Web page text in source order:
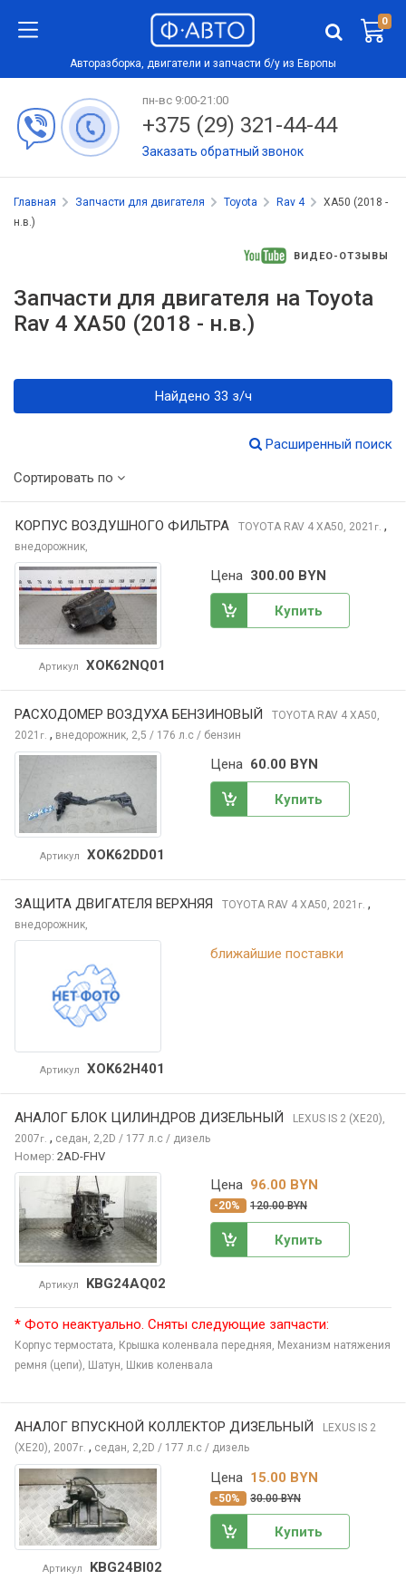
0
Авторазборка, двигатели и запчасти б/у из Европы
пн-вс 9:00-21:00
+375 (29) 321-44-44
Заказать обратный звонок
Главная Запчасти для двигателя Toyota Rav 4
XA50 (2018 -
н.в.)
ВИДЕО-ОТЗЫВЫ
Запчасти для двигателя на Toyota
Rav 4 XA50 (2018 - н.в.)
Найдено 33 з/ч
Расширенный поиск
Сортировать по
КОРПУС ВОЗДУШНОГО ФИЛЬТРА TOYOTA RAV 4 XA50, 2021 г. ,
внедорожник,
Артикул XOK62NQ01
Цена 300.00 BYN
Купить
РАСХОДОМЕР ВОЗДУХА БЕНЗИНОВЫЙ TOYOTA RAV 4 XA50,
2021 г. , внедорожник, 2,5 / 176 л.с / бензин
Артикул XOK62DD01
Цена 60.00 BYN
Купить
ЗАЩИТА ДВИГАТЕЛЯ ВЕРХНЯЯ TOYOTA RAV 4 XA50, 2021 г. ,
внедорожник,
Артикул XOK62H401
ближайшие поставки
АНАЛОГ БЛОК ЦИЛИНДРОВ ДИЗЕЛЬНЫЙ LEXUS IS 2 (XE20),
2007г. , седан, 2,2D / 177 л.с / дизель
Номер: 2AD-FHV
Артикул KBG24AQ02
Цена 96.00 BYN
-20% 120.00 BYN
Купить
* Фото неактуально. Сняты следующие запчасти:
Корпус термостата, Крышка коленвала передняя, Механизм натяжения
ремня (цепи), Шатун, Шкив коленвала
АНАЛОГ ВПУСКНОЙ КОЛЛЕКТОР ДИЗЕЛЬНЫЙ LEXUS IS 2
(XE20), 2007г. , седан, 2,2D / 177 л.с / дизель
Артикул KBG24BI02
Цена 15.00 BYN
-50% 30.00 BYN
Купить